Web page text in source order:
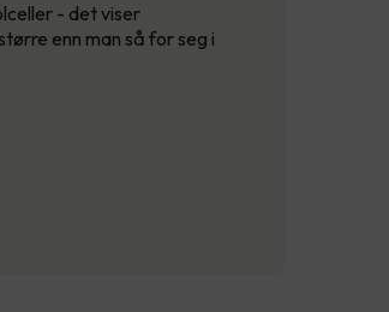
- det viser
enn man så for seg i